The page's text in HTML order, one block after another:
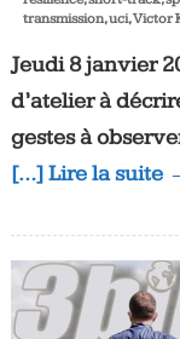
transmission,uci,Victor
Jeudi 8 janvier
d’atelier à
gestes à
[…] Lire la suite